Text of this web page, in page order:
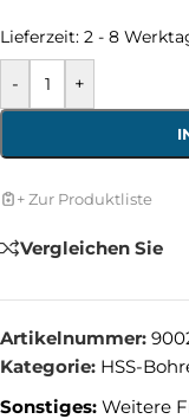
Lieferzeit: 2 - 8
- +
+ Zur Produktliste
Vergleichen Sie
Artikelnummer:
Kategorie: HSS-
Sonstiges: Weitere